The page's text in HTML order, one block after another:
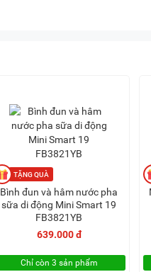
Bình đun và hâm nước pha
sữa di động Mini Smart 19
FB3821YB
639.000 đ
Chỉ còn 3 sản phẩm